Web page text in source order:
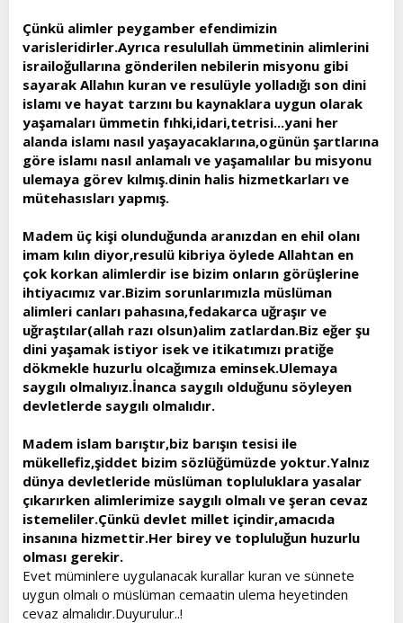
Çünkü alimler peygamber efendimizin
varisleridirler.Ayrıca resulullah ümmetinin alimlerini
israiloğullarına gönderilen nebilerin misyonu gibi
sayarak Allahın kuran ve resulüyle yolladığı son dini
islamı ve hayat tarzını bu kaynaklara uygun olarak
yaşamaları ümmetin fıhki,idari,tetrisi...yani her
alanda islamı nasıl yaşayacaklarına,ogünün şartlarına
göre islamı nasıl anlamalı ve yaşamalılar bu misyonu
ulemaya görev kılmış.dinin halis hizmetkarları ve
mütehasısları yapmış.
Madem üç kişi olunduğunda aranızdan en ehil olanı
imam kılın diyor,resulü kibriya öylede Allahtan en
çok korkan alimlerdir ise bizim onların görüşlerine
ihtiyacımız var.Bizim sorunlarımızla müslüman
alimleri canları pahasına,fedakarca uğraşır ve
uğraştılar(allah razı olsun)alim zatlardan.Biz eğer şu
dini yaşamak istiyor isek ve itikatımızı pratiğe
dökmekle huzurlu olcağımıza eminsek.Ulemaya
saygılı olmalıyız.İnanca saygılı olduğunu söyleyen
devletlerde saygılı olmalıdır.
Madem islam barıştır,biz barışın tesisi ile
mükellefiz,şiddet bizim sözlüğümüzde yoktur.Yalnız
dünya devletleride müslüman topluluklara yasalar
çıkarırken alimlerimize saygılı olmalı ve şeran cevaz
istemeliler.Çünkü devlet millet içindir,amacıda
insanına hizmettir.Her birey ve topluluğun huzurlu
olması gerekir.
Evet müminlere uygulanacak kurallar kuran ve sünnete
uygun olmalı o müslüman cemaatin ulema heyetinden
cevaz almalıdır.Duyurulur..!